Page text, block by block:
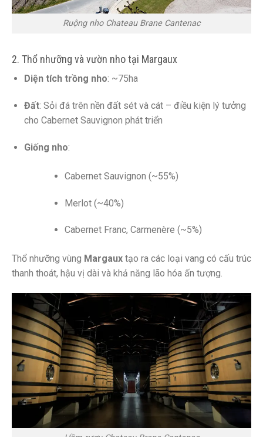
Ruộng nho Chateau Brane Cantenac
2. Thổ nhưỡng và vườn nho tại Margaux
Diện tích trồng nho: ~75ha
Đất: Sỏi đá trên nền đất sét và cát – điều kiện lý tưởng
cho Cabernet Sauvignon phát triển
Giống nho:
Cabernet Sauvignon (~55%)
Merlot (~40%)
Cabernet Franc, Carmenère (~5%)
Thổ nhưỡng vùng Margaux tạo ra các loại vang có cấu trúc
thanh thoát, hậu vị dài và khả năng lão hóa ấn tượng.